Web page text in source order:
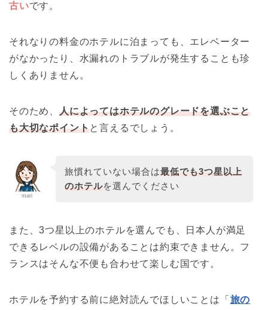
古いです。
それなりの料金のホテルに泊まっても、エレベーター
がなかったり、水漏れのトラブルが発生することも珍
しくありません。
そのため、 人によってはホテルのグレードを選ぶこと
も大切なポイントと言えるでしょう。
mari
旅慣れていない場合は最低でも3つ星以上
のホテルを選んでください
また、3つ星以上のホテルを選んでも、日本人が満足
できるレベルの設備があることは約束できません。フ
ランスはそんな不便も合わせて楽しむ国です。
ホテルを予約する前に絶対読んでほしいことは「 旅の